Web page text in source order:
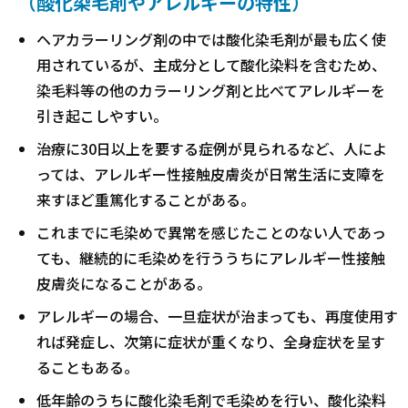
ヘアカラーリング剤の中では酸化染毛剤が最も広く使
用されているが、主成分として酸化染料を含むため、
染毛料等の他のカラーリング剤と比べてアレルギーを
引き起こしやすい。
治療に30日以上を要する症例が見られるなど、人によ
っては、アレルギー性接触皮膚炎が日常生活に支障を
来すほど重篤化することがある。
これまでに毛染めで異常を感じたことのない人であっ
ても、継続的に毛染めを行ううちにアレルギー性接触
皮膚炎になることがある。
アレルギーの場合、一旦症状が治まっても、再度使用す
れば発症し、次第に症状が重くなり、全身症状を呈す
ることもある。
低年齢のうちに酸化染毛剤で毛染めを行い、酸化染料